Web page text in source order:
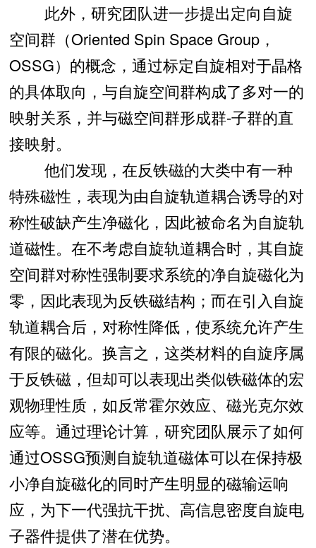
此外，研究团队进一步提出定向自旋
空间群（Oriented Spin Space Group，
OSSG）的概念，通过标定自旋相对于晶格
的具体取向，与自旋空间群构成了多对一的
映射关系，并与磁空间群形成群-子群的直
接映射。
他们发现，在反铁磁的大类中有一种
特殊磁性，表现为由自旋轨道耦合诱导的对
称性破缺产生净磁化，因此被命名为自旋轨
道磁性。在不考虑自旋轨道耦合时，其自旋
空间群对称性强制要求系统的净自旋磁化为
零，因此表现为反铁磁结构；而在引入自旋
轨道耦合后，对称性降低，使系统允许产生
有限的磁化。换言之，这类材料的自旋序属
于反铁磁，但却可以表现出类似铁磁体的宏
观物理性质，如反常霍尔效应、磁光克尔效
应等。通过理论计算，研究团队展示了如何
通过OSSG预测自旋轨道磁体可以在保持极
小净自旋磁化的同时产生明显的磁输运响
应，为下一代强抗干扰、高信息密度自旋电
子器件提供了潜在优势。